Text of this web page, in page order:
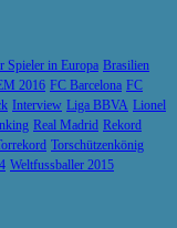
Spieler in Europa Brasilien
2016 FC Barcelona FC
Interview Liga BBVA Lionel
Real Madrid Rekord
Torschützenkönig
Weltfussballer 2015